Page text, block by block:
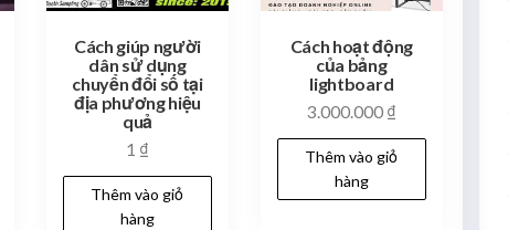
Cách giúp người
dân sử dụng
chuyển đổi số tại
địa phương hiệu
quả
1 ₫
Thêm vào giỏ
hàng
Cách hoạt động
của bảng
lightboard
3.000.000 ₫
Thêm vào giỏ
hàng